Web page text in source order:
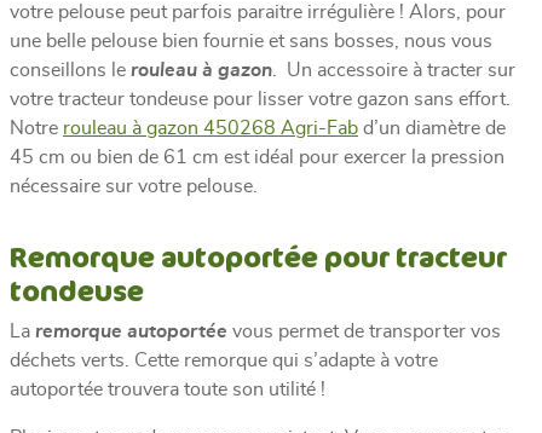
votre pelouse peut parfois paraitre irrégulière ! Alors, pour
une belle pelouse bien fournie et sans bosses, nous vous
conseillons le rouleau à gazon . Un accessoire à tracter sur
votre tracteur tondeuse pour lisser votre gazon sans effort.
Notre rouleau à gazon 450268 Agri-Fab d’un diamètre de
45 cm ou bien de 61 cm est idéal pour exercer la pression
nécessaire sur votre pelouse.
Remorque autoportée pour tracteur
tondeuse
La remorque autoportée vous permet de transporter vos
déchets verts. Cette remorque qui s’adapte à votre
autoportée trouvera toute son utilité !